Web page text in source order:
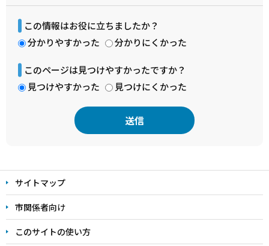
この情報はお役に立ちましたか？
分かりやすかった
分かりにくかった
このページは見つけやすかったですか？
見つけやすかった
見つけにくかった
文
こ
こ
ま
で
サイトマップ
市関係者向け
このサイトの使い方